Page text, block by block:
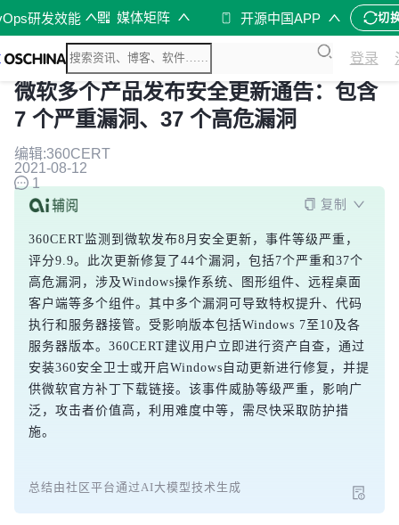
研发效能 媒体矩阵 开源中国APP 切
登录
微软多个产品发布安全更新通告：包含
7 个严重漏洞、37 个高危漏洞
编辑:360CERT
2021-08-12
1
复制
360CERT监测到微软发布8月安全更新，事件等级严重，
评分9.9。此次更新修复了44个漏洞，包括7个严重和37个
高危漏洞，涉及Windows操作系统、图形组件、远程桌面
客户端等多个组件。其中多个漏洞可导致特权提升、代码
执行和服务器接管。受影响版本包括Windows 7至10及各
服务器版本。360CERT建议用户立即进行资产自查，通过
安装360安全卫士或开启Windows自动更新进行修复，并提
供微软官方补丁下载链接。该事件威胁等级严重，影响广
泛，攻击者价值高，利用难度中等，需尽快采取防护措
施。
总结由社区平台通过AI大模型技术生成